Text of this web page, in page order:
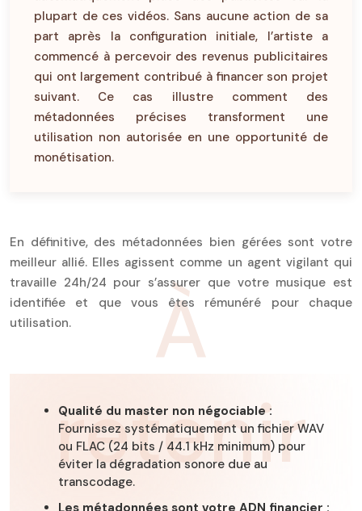
plupart de ces vidéos. Sans aucune action de sa
part après la configuration initiale, l’artiste a
commencé à percevoir des revenus publicitaires
qui ont largement contribué à financer son projet
suivant. Ce cas illustre comment des
métadonnées précises transforment une
utilisation non autorisée en une opportunité de
monétisation.
En définitive, des métadonnées bien gérées sont votre
meilleur allié. Elles agissent comme un agent vigilant qui
travaille 24h/24 pour s’assurer que votre musique est
identifiée et que vous êtes rémunéré pour chaque
utilisation.
À
retenir
Qualité du master non négociable :
Fournissez systématiquement un fichier WAV
ou FLAC (24 bits / 44.1 kHz minimum) pour
éviter la dégradation sonore due au
transcodage.
Les métadonnées sont votre ADN financier :